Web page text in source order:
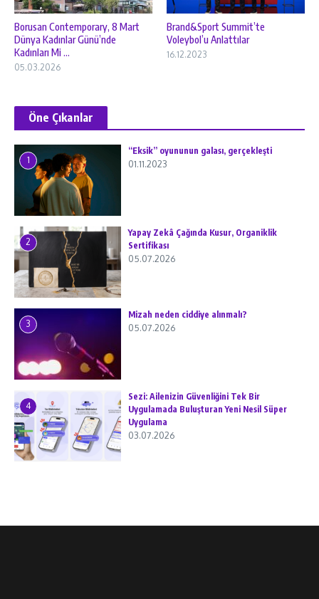
Borusan Contemporary, 8 Mart
Dünya Kadınlar Günü’nde
Kadınları Mi ...
05.03.2026
Brand&Sport Summit’te
Voleybol’u Anlattılar
16.12.2023
Öne Çıkanlar
1
“Eksik” oyununun galası, gerçekleşti
01.11.2023
2
Yapay Zekâ Çağında Kusur, Organiklik
Sertifikası
05.07.2026
3
Mizah neden ciddiye alınmalı?
05.07.2026
4
Sezi: Ailenizin Güvenliğini Tek Bir
Uygulamada Buluşturan Yeni Nesil Süper
Uygulama
03.07.2026